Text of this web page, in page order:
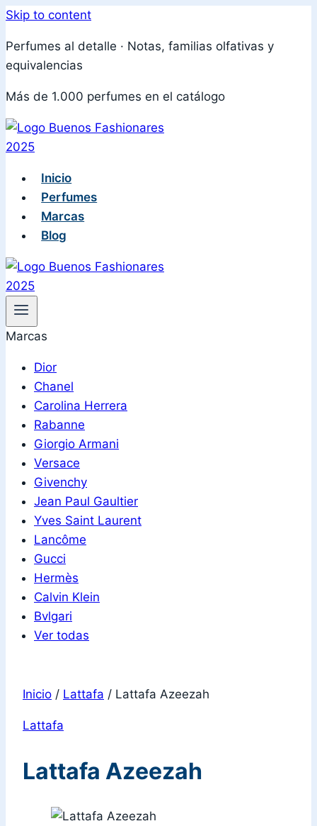
Skip to content
Perfumes al detalle · Notas, familias olfativas y
equivalencias
Más de 1.000 perfumes en el catálogo
Inicio
Perfumes
Marcas
Blog
Marcas
Dior
Chanel
Carolina Herrera
Rabanne
Giorgio Armani
Versace
Givenchy
Jean Paul Gaultier
Yves Saint Laurent
Lancôme
Gucci
Hermès
Calvin Klein
Bvlgari
Ver todas
Inicio / Lattafa / Lattafa Azeezah
Lattafa
Lattafa Azeezah